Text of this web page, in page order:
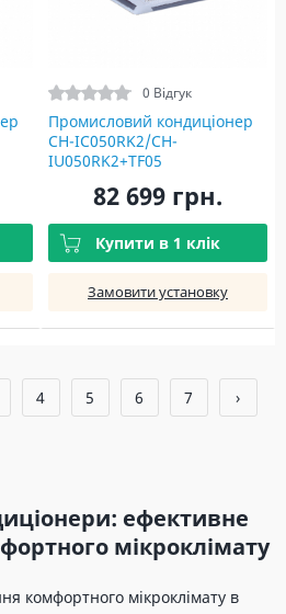
0 Відгук
Промисловий кондиціонер
CH-IC050RK2/CH-
IU050RK2+TF05
82 699 грн.
Купити в 1 клік
Замовити установку
4 5 6 7 ›
ефективне
мікроклімату
комфортного мікроклімату в